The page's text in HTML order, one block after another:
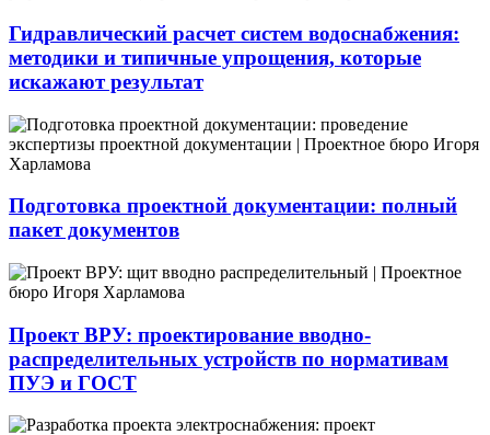
Гидравлический расчет систем водоснабжения:
методики и типичные упрощения, которые
искажают результат
Подготовка проектной документации: полный
пакет документов
Проект ВРУ: проектирование вводно-
распределительных устройств по нормативам
ПУЭ и ГОСТ